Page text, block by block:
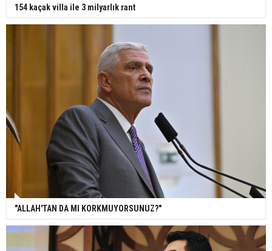
154 kaçak villa ile 3 milyarlık rant
"ALLAH'TAN DA MI KORKMUYORSUNUZ?"